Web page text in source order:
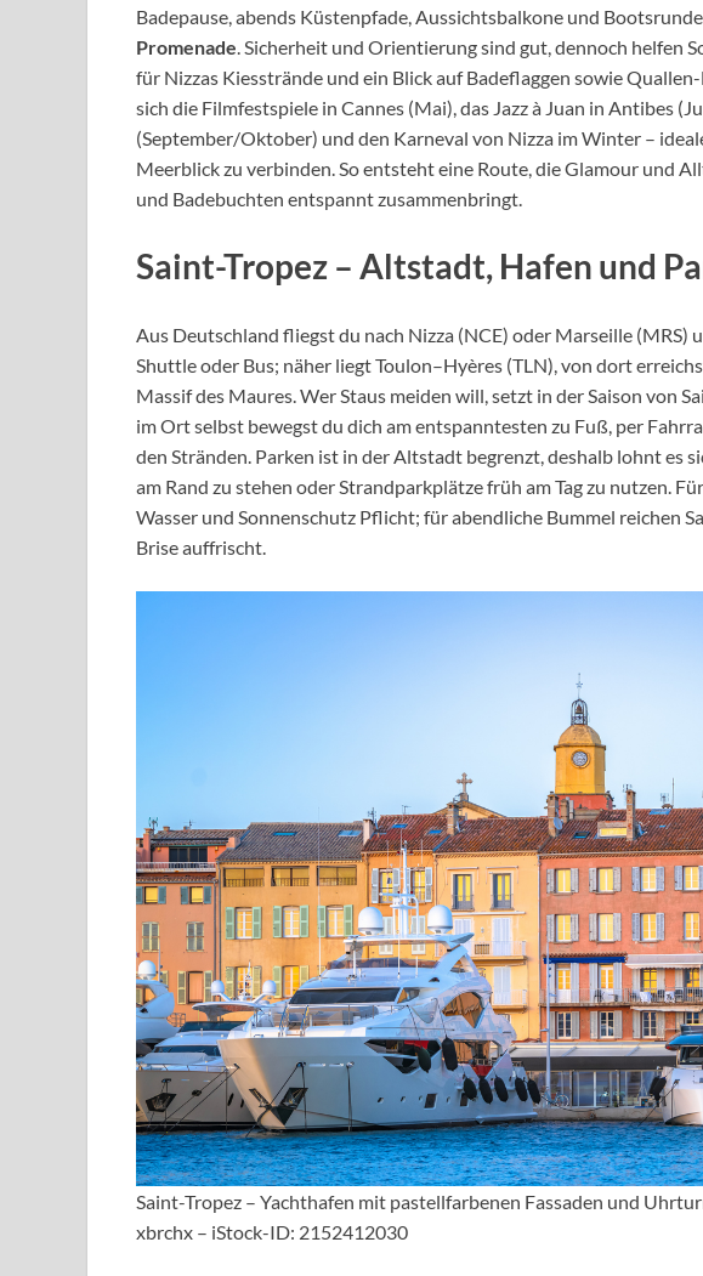
Badepause, abends Küstenpfade, Aussichtsbalkone und
Promenade. Sicherheit und Orientierung sind gut, dennoch helfen
für Nizzas Kiesstrände und ein Blick auf Badeflaggen sowie
sich die Filmfestspiele in Cannes (Mai), das Jazz à Juan in Antibes
(September/Oktober) und den Karneval von Nizza im Winter –
Meerblick zu verbinden. So entsteht eine Route, die Glamour und
und Badebuchten entspannt zusammenbringt.
Saint-Tropez – Altstadt, Hafen und
Aus Deutschland fliegst du nach Nizza (NCE) oder Marseille (MRS)
Shuttle oder Bus; näher liegt Toulon–Hyères (TLN), von dort
Massif des Maures. Wer Staus meiden will, setzt in der Saison von
im Ort selbst bewegst du dich am entspanntesten zu Fuß, per
den Stränden. Parken ist in der Altstadt begrenzt, deshalb lohnt es
am Rand zu stehen oder Strandparkplätze früh am Tag zu nutzen.
Wasser und Sonnenschutz Pflicht; für abendliche Bummel reichen
Brise auffrischt.
Saint-Tropez – Yachthafen mit pastellfarbenen Fassaden und
xbrchx – iStock-ID: 2152412030